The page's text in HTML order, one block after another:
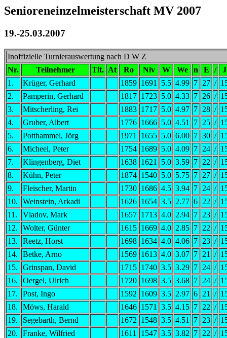
Senioreneinzelmeisterschaft MV 2007
19.-25.03.2007
Inoffizielle Turnierauswertung nach D W Z
Nr.
Teilnehmer Tit. At Ro Niv W We n E /
J
1.
Krüger, Gerhard 1859 1691 5.5 4.99 7 27 /
2.
Pamperin, Gerhard 1817 1723 5.0 4.33 7 26 /
3.
Mitscherling, Rei 1883 1717 5.0 4.97 7 28 /
4.
Gruber, Albert 1776 1666 5.0 4.51 7 25 /
5.
Potthammel, Jörg 1971 1655 5.0 6.00 7 30 /
6.
Micheel, Peter 1754 1689 5.0 4.09 7 24 /
7.
Klingenberg, Diet 1638 1621 5.0 3.59 7 22 /
8.
Kühn, Peter 1874 1540 5.0 5.75 7 27 /
9.
Fleischer, Martin 1730 1686 4.5 3.94 7 24 /
10.
Weinstein, Arkadi 1626 1654 3.5 2.77 6 22 /
11.
Vladov, Mark 1657 1713 4.0 2.94 7 23 /
12.
Wolter, Günter 1615 1669 4.0 2.85 7 22 /
13.
Reetz, Horst 1698 1634 4.0 4.06 7 23 /
14.
Betke, Arno 1569 1613 4.0 3.07 7 21 /
15.
Grinspan, David 1715 1740 3.5 3.29 7 24 /
16.
Oergel, Ulrich 1720 1698 3.5 3.68 7 24 /
17.
Post, Ingo 1592 1609 3.5 2.97 6 21 /
18.
Möws, Harald 1646 1571 3.5 4.15 7 22 /
19.
Segebarth, Bernd 1672 1548 3.5 4.51 7 23 /
20.
Franke, Wilfried 1611 1547 3.5 3.82 7 22 /